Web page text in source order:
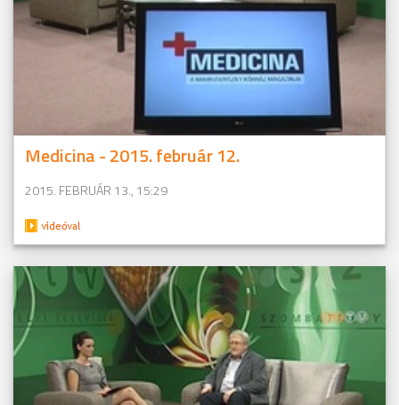
Medicina - 2015. február 12.
2015. FEBRUÁR 13., 15:29